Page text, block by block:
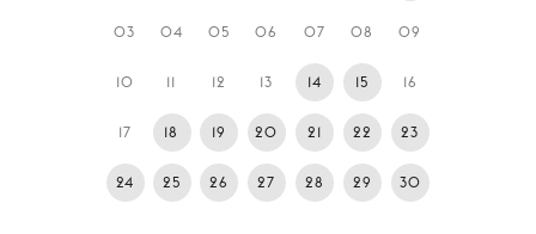
DE
MUNT
STEUN
ONS
03 04 05 06 07 08 09
10 11 12 13 14 15 16
17 18 19 20 21 22 23
24 25 26 27 28 29 30